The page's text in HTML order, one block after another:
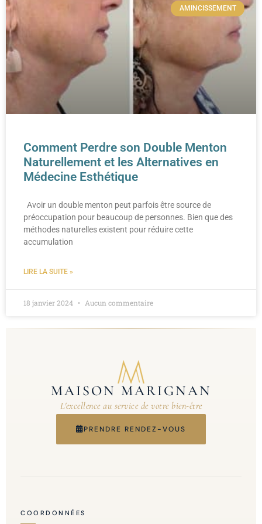
AMINCISSEMENT
Comment Perdre son Double Menton
Naturellement et les Alternatives en
Médecine Esthétique
Avoir un double menton peut parfois être source de
préoccupation pour beaucoup de personnes. Bien que des
méthodes naturelles existent pour réduire cette
accumulation
LIRE LA SUITE »
18 janvier 2024 Aucun commentaire
MAISON MARIGNAN
L'excellence au service de votre bien-être
PRENDRE RENDEZ-VOUS
COORDONNÉES